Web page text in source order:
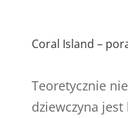
Coral Island –
Teoretycznie
dziewczyna